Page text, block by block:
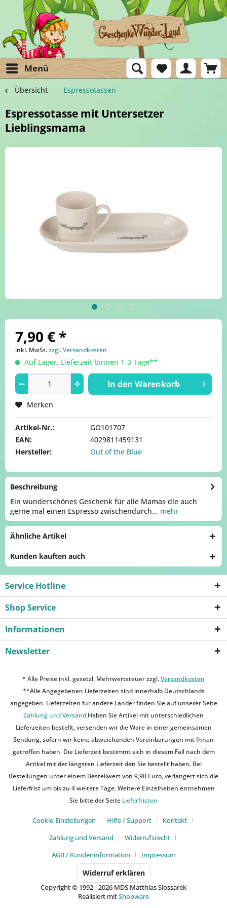
Menü
Übersicht Espressotassen
Espressotasse mit Untersetzer
Lieblingsmama
7,90 € *
inkl. MwSt.zzgl. Versandkosten
Auf Lager, Lieferzeit binnen 1-3 Tage**
In den Warenkorb
Merken
Artikel-Nr.:
GO101707
EAN:
4029811459131
Hersteller:
Out of the Blue
Beschreibung
Ein wunderschönes Geschenk für alle Mamas die auch
gerne mal einen Espresso zwischendurch... mehr
Ähnliche Artikel
Kunden kauften auch
Service Hotline
Shop Service
Informationen
Newsletter
* Alle Preise inkl. gesetzl. Mehrwertsteuer zzgl.Versandkosten
**Alle Angegebenen Lieferzeiten sind innerhalb Deutschlands
angegeben. Lieferzeiten für andere Länder finden Sie auf unserer Seite
Zahlung und Versand.Haben Sie Artikel mit unterschiedlichen
Lieferzeiten bestellt, versenden wir die Ware in einer gemeinsamen
Sendung, sofern wir keine abweichenden Vereinbarungen mit Ihnen
getroffen haben. Die Lieferzeit bestimmt sich in diesem Fall nach dem
Artikel mit der längsten Lieferzeit den Sie bestellt haben. Bei
Bestellungen unter einem Bestellwert von 9,90 Euro, verlängert sich die
Lieferfrist um bis zu 4 weitere Tage. Weitere Einzelheiten entnehmen
Sie bitte der Seite Lieferfristen
Cookie-Einstellungen Hilfe / Support
Kontakt
Zahlung und Versand
Widerrufsrecht
AGB / Kundeninformation
Impressum
Widerruf erklären
Copyright © 1992 - 2026 MDS Matthias Slossarek
Realisiert mitShopware